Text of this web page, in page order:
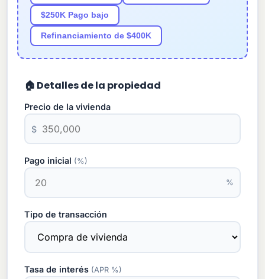
$250K Pago bajo
Refinanciamiento de $400K
🏠 Detalles de la propiedad
Precio de la vivienda
$
Pago inicial (%)
%
Tipo de transacción
Tasa de interés (APR %)